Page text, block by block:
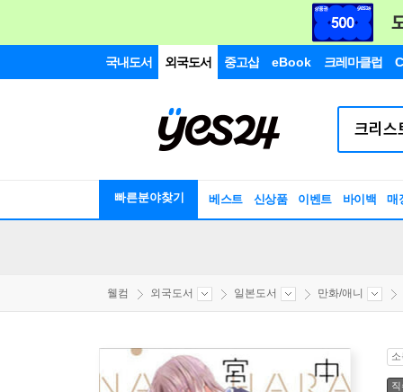
국내도서 외국도서 중고샵 eBook 크레마클럽
빠른분야찾기 베스트 신상품 이벤트 바이백 매
웰컴 외국도서 일본도서 만화/애니